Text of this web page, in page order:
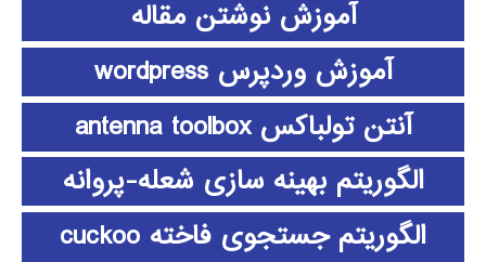
آموزش نوشتن مقاله
آموزش وردپرس wordpress
آنتن تولباکس antenna toolbox
الگوریتم بهینه سازی شعله-پروانه
الگوریتم جستجوی فاخته cuckoo